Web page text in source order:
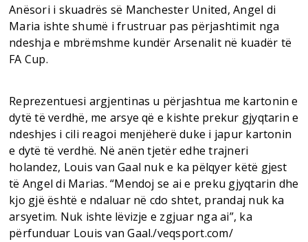
Anësori i skuadrës së Manchester United, Angel di
Maria ishte shumë i frustruar pas përjashtimit nga
ndeshja e mbrëmshme kundër Arsenalit në kuadër të
FA Cup.
Reprezentuesi argjentinas u përjashtua me kartonin e
dytë të verdhë, me arsye që e kishte prekur gjyqtarin e
ndeshjes i cili reagoi menjëherë duke i japur kartonin
e dytë të verdhë. Në anën tjetër edhe trajneri
holandez, Louis van Gaal nuk e ka pëlqyer këtë gjest
të Angel di Marias. “Mendoj se ai e preku gjyqtarin dhe
kjo gjë është e ndaluar në cdo shtet, prandaj nuk ka
arsyetim. Nuk ishte lëvizje e zgjuar nga ai”, ka
përfunduar Louis van Gaal./veqsport.com/